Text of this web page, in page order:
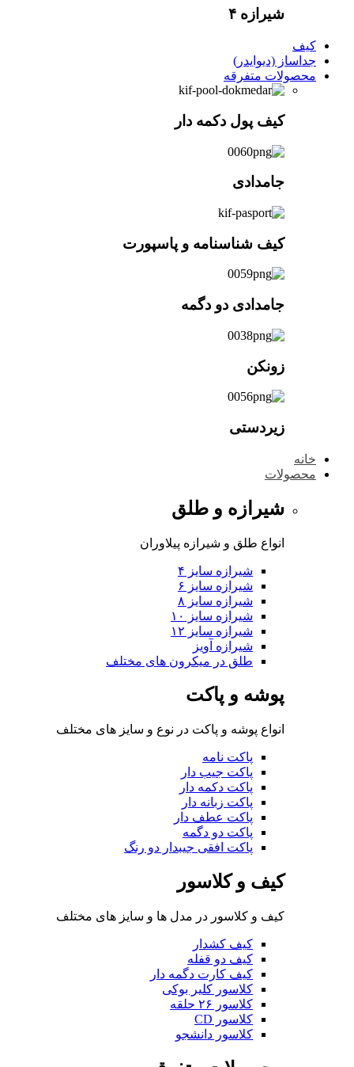
شیرازه ۴
کیف
جداساز (دیوایدر)
محصولات متفرقه
کیف پول دکمه دار
جامدادی
کیف شناسنامه و پاسپورت
جامدادی دو دگمه
زونکن
زیردستی
خانه
محصولات
شیرازه و طلق
انواع طلق و شیرازه پیلاوران
شیرازه سایز ۴
شیرازه سایز ۶
شیرازه سایز ۸
شیرازه سایز ۱۰
شیرازه سایز ۱۲
شیرازه آویز
طلق در میکرون های مختلف
پوشه و پاکت
انواع پوشه و پاکت در نوع و سایز های مختلف
پاکت نامه
پاکت جیب دار
پاکت دکمه دار
پاکت زبانه دار
پاکت عطف دار
پاکت دو دگمه
پاکت افقی جیبدار دو رنگ
کیف و کلاسور
کیف و کلاسور در مدل ها و سایز های مختلف
کیف کشدار
کیف دو قفله
کیف کارت دگمه دار
کلاسور کلیر بوکی
کلاسور ۲۶ حلقه
کلاسور CD
کلاسور دانشجو